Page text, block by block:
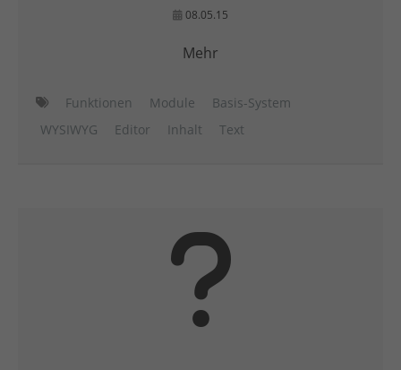
08.05.15
Mehr
Funktionen Module
Basis-System
WYSIWYG
Editor Inhalt Text